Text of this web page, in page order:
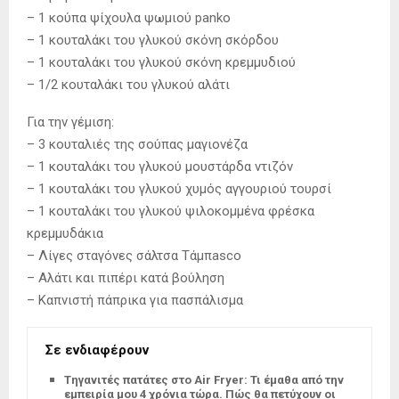
– 1 κούπα ψίχουλα ψωμιού panko
– 1 κουταλάκι του γλυκού σκόνη σκόρδου
– 1 κουταλάκι του γλυκού σκόνη κρεμμυδιού
– 1/2 κουταλάκι του γλυκού αλάτι
Για την γέμιση:
– 3 κουταλιές της σούπας μαγιονέζα
– 1 κουταλάκι του γλυκού μουστάρδα ντιζόν
– 1 κουταλάκι του γλυκού χυμός αγγουριού τουρσί
– 1 κουταλάκι του γλυκού ψιλοκομμένα φρέσκα
κρεμμυδάκια
– Λίγες σταγόνες σάλτσα Τάμπascο
– Αλάτι και πιπέρι κατά βούληση
– Καπνιστή πάπρικα για πασπάλισμα
Σε ενδιαφέρουν
Tηγανιτές πατάτες στο Air Fryer: Τι έμαθα από την
εμπειρία μου 4 χρόνια τώρα. Πώς θα πετύχουν οι